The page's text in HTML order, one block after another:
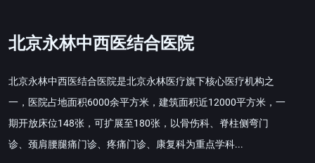
北京永林中西医结合医院
北京永林中西医结合医院是北京永林医疗旗下核心医疗机构之
一，医院占地面积6000余平方米，建筑面积近12000平方米，一
期开放床位148张，可扩展至180张，以骨伤科、脊柱侧弯门
诊、颈肩腰腿痛门诊、疼痛门诊、康复科为重点学科...